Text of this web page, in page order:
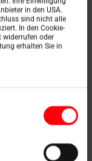
in den USA.
sind nicht alle
In den Cookie-
widerrufen oder
erhalten Sie in
v dvoch
zvládnete ju v